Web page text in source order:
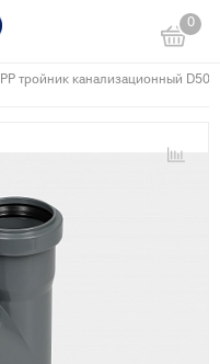
0
PP тройник канализационный